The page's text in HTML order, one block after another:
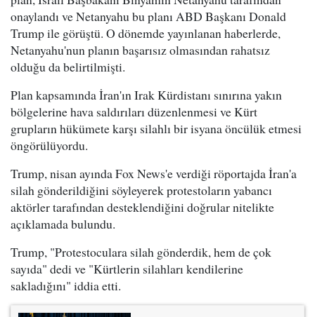
onaylandı ve Netanyahu bu planı ABD Başkanı Donald
Trump ile görüştü. O dönemde yayınlanan haberlerde,
Netanyahu'nun planın başarısız olmasından rahatsız
olduğu da belirtilmişti.
Plan kapsamında İran'ın Irak Kürdistanı sınırına yakın
bölgelerine hava saldırıları düzenlenmesi ve Kürt
grupların hükümete karşı silahlı bir isyana öncülük etmesi
öngörülüyordu.
Trump, nisan ayında Fox News'e verdiği röportajda İran'a
silah gönderildiğini söyleyerek protestoların yabancı
aktörler tarafından desteklendiğini doğrular nitelikte
açıklamada bulundu.
Trump, "Protestoculara silah gönderdik, hem de çok
sayıda" dedi ve "Kürtlerin silahları kendilerine
sakladığını" iddia etti.